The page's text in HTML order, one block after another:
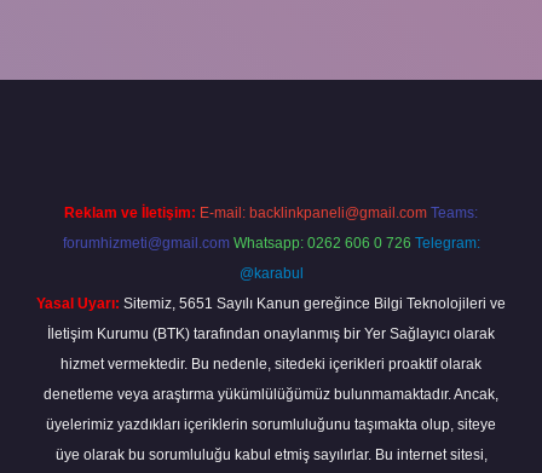
Reklam ve İletişim: E-mail: backlinkpaneli@gmail.com Teams:
forumhizmeti@gmail.com Whatsapp: 0262 606 0 726 Telegram:
@karabul
Yasal Uyarı: Sitemiz, 5651 Sayılı Kanun gereğince Bilgi Teknolojileri ve
İletişim Kurumu (BTK) tarafından onaylanmış bir Yer Sağlayıcı olarak
hizmet vermektedir. Bu nedenle, sitedeki içerikleri proaktif olarak
denetleme veya araştırma yükümlülüğümüz bulunmamaktadır. Ancak,
üyelerimiz yazdıkları içeriklerin sorumluluğunu taşımakta olup, siteye
üye olarak bu sorumluluğu kabul etmiş sayılırlar. Bu internet sitesi,